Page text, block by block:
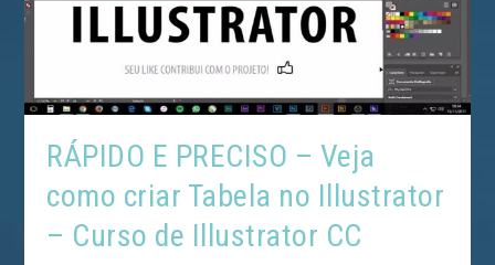
RÁPIDO E PRECISO – Veja
como criar Tabela no Illustrator
– Curso de Illustrator CC